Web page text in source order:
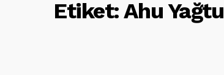
Etiket:Ahu Yağtu